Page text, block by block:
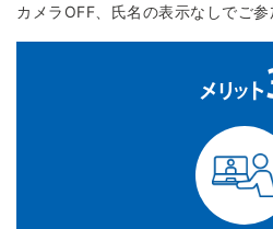
カメラOFF、氏名の表示なしでご参
メリット